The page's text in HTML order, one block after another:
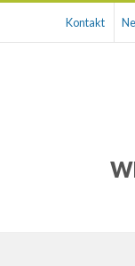
Kontakt